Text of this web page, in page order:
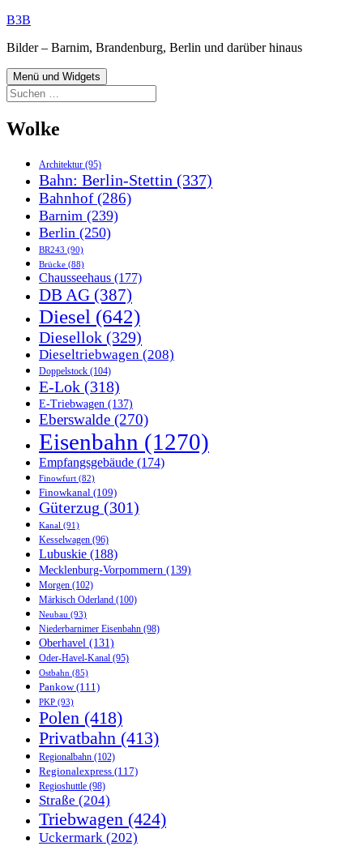
Zum
springen
B3B
Bilder – Barnim, Brandenburg, Berlin und darüber hinaus
Menü und Widgets
Suchen
nach:
Wolke
Architektur (95)
Bahn: Berlin-Stettin (337)
Bahnhof(286)
Barnim (239)
Berlin (250)
BR243 (90)
Brücke (88)
Chausseehaus (177)
DB AG (387)
Diesel (642)
Diesellok (329)
Dieseltriebwagen (208)
Doppelstock (104)
E-Lok (318)
E-Triebwagen (137)
Eberswalde (270)
Eisenbahn (1270)
Empfangsgebäude (174)
Finowfurt (82)
Finowkanal (109)
Güterzug (301)
Kanal (91)
Kesselwagen (96)
Lubuskie (188)
Mecklenburg-Vorpommern (139)
Morgen (102)
Märkisch Oderland (100)
Neubau (93)
Niederbarnimer Eisenbahn (98)
Oberhavel (131)
Oder-Havel-Kanal (95)
Ostbahn (85)
Pankow(111)
PKP (93)
Polen (418)
Privatbahn (413)
Regionalbahn (102)
Regionalexpress (117)
Regioshuttle (98)
Straße (204)
Triebwagen (424)
Uckermark (202)